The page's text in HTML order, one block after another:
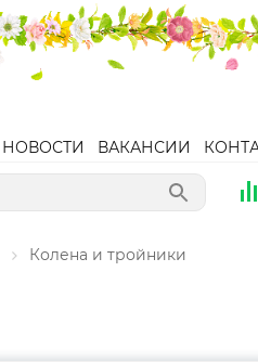
НОВОСТИ ВАКАНСИИ
Колена и тройники